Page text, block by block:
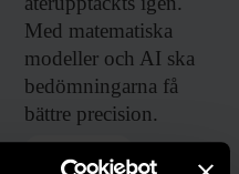
Med matematiska
modeller och AI ska
bedömningarna få
bättre precision.